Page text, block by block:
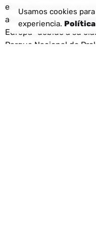
estos dos lugares, la
adornada por elrío Tara
Europa" debido a su
Parque Nacional de
Usamos cookies
experiencia. Política